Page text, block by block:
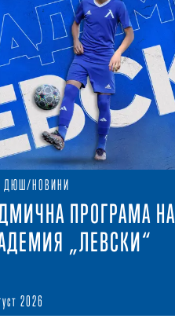
ДЮШ/НОВИНИ
ПРОГРАМА НА
„ЛЕВСКИ“
2026